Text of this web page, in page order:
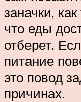
заначки,
что еды
отберет.
питание
это повод
причинах.